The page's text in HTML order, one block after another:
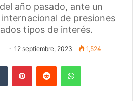
año pasado, ante un
de presiones
tipos de interés.
12 septiembre, 2023 1,524